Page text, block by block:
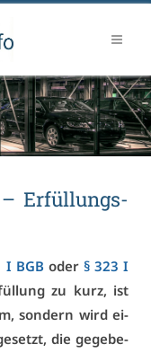
Er­fül­lungs­
I BGB oder § 323 I
zu kurz, ist
son­dern wird ei­
die ge­ge­be­